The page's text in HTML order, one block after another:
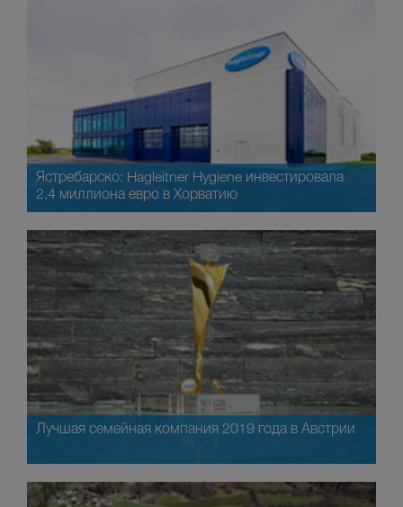
Ястребарско: Hagleitner Hygiene инвестировала
2,4 миллиона евро в Хорватию
Лучшая семейная компания 2019 года в Австрии